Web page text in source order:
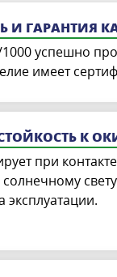
И ГАРАНТИЯ
успешно
имеет
К
при
эксплуатации.